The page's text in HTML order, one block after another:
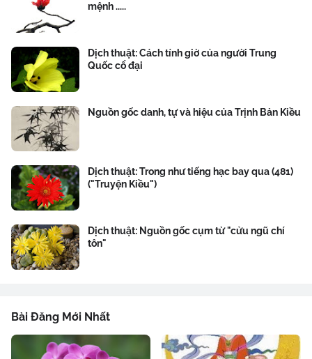
mệnh .....
Dịch thuật: Cách tính giờ của người Trung
Quốc cổ đại
Nguồn gốc danh, tự và hiệu của Trịnh Bản Kiều
Dịch thuật: Trong như tiếng hạc bay qua (481)
("Truyện Kiều")
Dịch thuật: Nguồn gốc cụm từ "cửu ngũ chí
tôn"
Bài Đăng Mới Nhất